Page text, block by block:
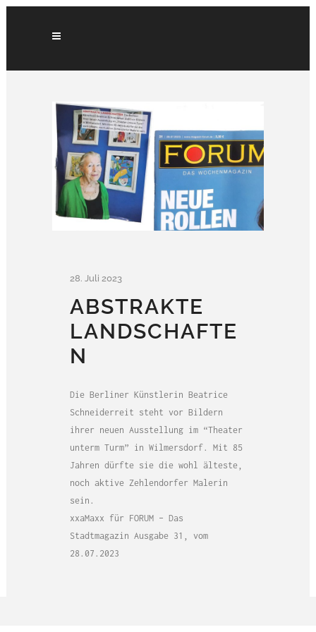
28. Juli 2023
ABSTRAKTE
LANDSCHAFTE
N
Die Berliner Künstlerin Beatrice
Schneiderreit steht vor Bildern
ihrer neuen Ausstellung im “Theater
unterm Turm” in Wilmersdorf. Mit 85
Jahren dürfte sie die wohl älteste,
noch aktive Zehlendorfer Malerin
sein.
xxaMaxx für FORUM – Das
Stadtmagazin Ausgabe 31, vom
28.07.2023